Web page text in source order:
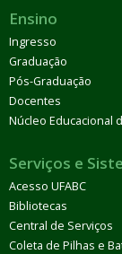
Ensino
Ingresso
Graduação
Pós-Graduação
Docentes
Núcleo Educacional
Serviços e
Acesso UFABC
Bibliotecas
Central de Serviços
Coleta de Pilhas e